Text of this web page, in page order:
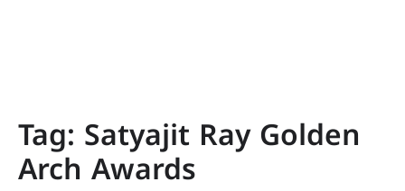
Tag: Satyajit Ray Golden
Arch Awards